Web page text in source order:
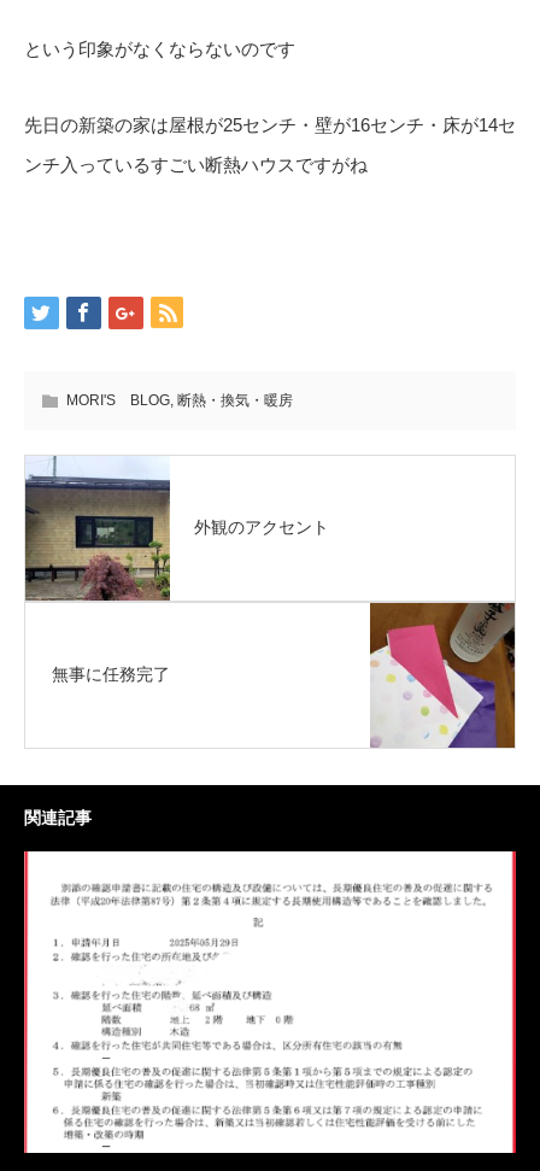
という印象がなくならないのです
先日の新築の家は屋根が25センチ・壁が16センチ・床が14セ
ンチ入っているすごい断熱ハウスですがね
MORI'S BLOG, 断熱・換気・暖房
外観のアクセント
無事に任務完了
関連記事